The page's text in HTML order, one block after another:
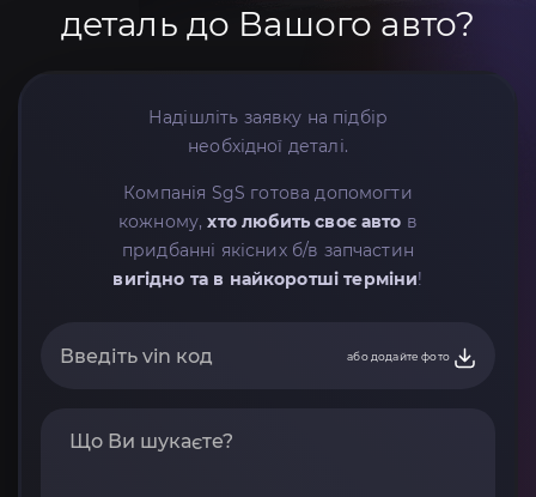
деталь до Вашого авто?
Надішліть заявку на підбір
необхідної деталі.
Компанія SgS готова допомогти
кожному,хто любить своє авто в
придбанні якісних б/в запчастин
вигідно та в найкоротші терміни!
або додайте фото